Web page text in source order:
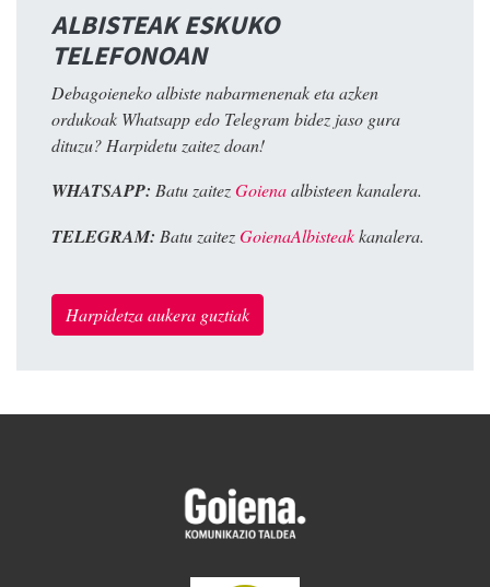
ALBISTEAK ESKUKO
TELEFONOAN
Debagoieneko albiste nabarmenenak eta azken
ordukoak Whatsapp edo Telegram bidez jaso gura
dituzu? Harpidetu zaitez doan!
WHATSAPP: Batu zaitezGoienaalbisteen kanalera.
TELEGRAM: Batu zaitezGoienaAlbisteakkanalera.
Harpidetza aukera guztiak